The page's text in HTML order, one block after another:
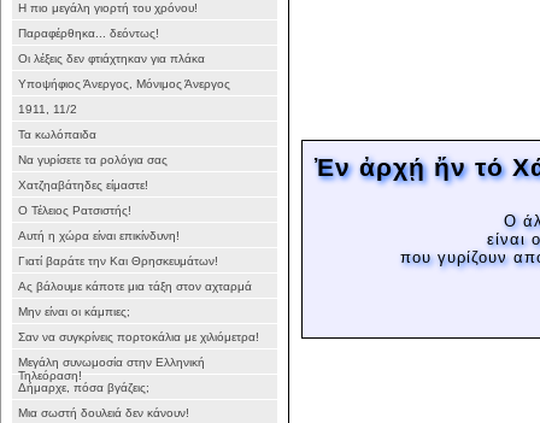
Η πιο μεγάλη γιορτή του χρόνου!
Παραφέρθηκα... δεόντως!
Οι λέξεις δεν φτιάχτηκαν για πλάκα
Υποψήφιος Άνεργος, Μόνιμος Άνεργος
1911, 11/2
Τα κωλόπαιδα
Να γυρίσετε τα ρολόγια σας
Χατζηαβάτηδες είμαστε!
Ο Τέλειος Ρατσιστής!
Αυτή η χώρα είναι επικίνδυνη!
Γιατί βαράτε την Και Θρησκευμάτων!
Ας βάλουμε κάποτε μια τάξη στον αχταρμά
Μην είναι οι κάμπιες;
Σαν να συγκρίνεις πορτοκάλια με χιλιόμετρα!
Μεγάλη συνωμοσία στην Ελληνική
Τηλεόραση!
Δήμαρχε, πόσα βγάζεις;
Μια σωστή δουλειά δεν κάνουν!
Ἐν ἀρχῄ ἤν τό
Ο
είναι
που γυρίζουν